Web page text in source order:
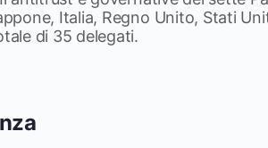
Italia, Regno Unito, Stati
di 35 delegati.